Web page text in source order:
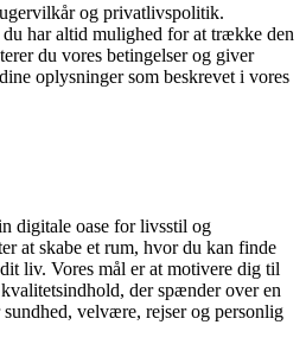
og privatlivspolitik.
har altid mulighed for at trække den
du vores betingelser og giver
oplysninger som beskrevet i vores
digitale oase for livsstil og
at skabe et rum, hvor du kan finde
liv. Vores mål er at motivere dig til
der spænder over en
velvære, rejser og personlig